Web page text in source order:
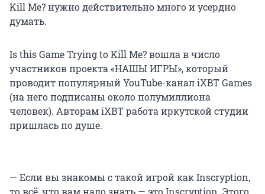
Kill Me? нужно действительно много и усердно
думать.
Is this Game Trying to Kill Me? вошла в число
участников проекта «НАШЫ ИГРЫ», который
проводит популярный YouTube-канал iXBT Games
(на него подписаны около полумиллиона
человек). Авторам iXBT работа иркутской студии
пришлась по душе.
— Если вы знакомы с такой игрой как Inscryption,
то всё, что вам надо знать — это Inscryption. Этого